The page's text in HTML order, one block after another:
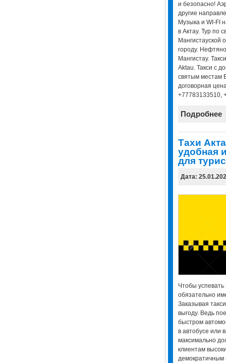
и безопасно!
другие
Музыка и WI-FI
в Актау. Тур по
Мангистауской
городу.
Мангистау.
Aktau. Такси с
святым местам
договорная
+77783133510,
Подробнее
Тахи
удобная
для
Дата:
Чтобы
обязательно
Заказывая
выгоду. Ведь
быстром
в автобусе или
максимально
клиентам
демократичным